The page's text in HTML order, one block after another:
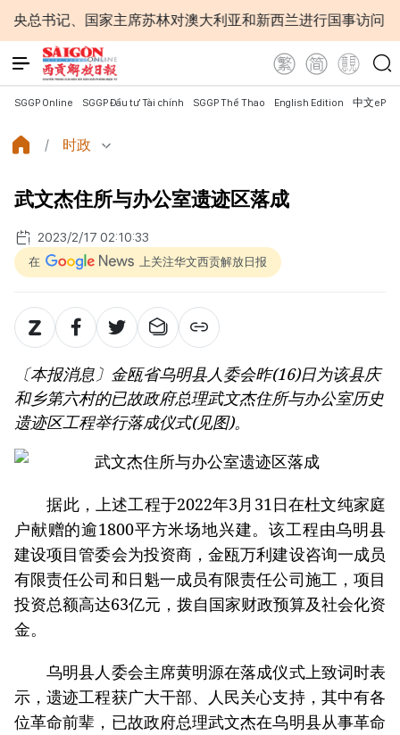
记、国家主席苏林对澳大利亚和新西兰进行国事访问 为
SGGP Online SGGP Đầu tư Tài chính SGGP Thể Thao English Edition 中文
时政
武文杰住所与办公室遗迹区落成
2023/2/17 02:10:33
在 上关注华文西贡解放日报
〔本报消息〕金瓯省乌明县人委会昨(16)日为该县庆
和乡第六村的已故政府总理武文杰住所与办公室历史
遗迹区工程举行落成仪式(见图)。
据此，上述工程于2022年3月31日在杜文纯家庭
户献赠的逾1800平方米场地兴建。该工程由乌明县
建设项目管委会为投资商，金瓯万利建设咨询一成员
有限责任公司和日魁一成员有限责任公司施工，项目
投资总额高达63亿元，拨自国家财政预算及社会化资
金。
乌明县人委会主席黄明源在落成仪式上致词时表
示，遗迹工程获广大干部、人民关心支持，其中有各
位革命前辈，已故政府总理武文杰在乌明县从事革命